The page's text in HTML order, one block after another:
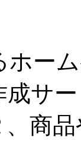
ホー
サ
、商